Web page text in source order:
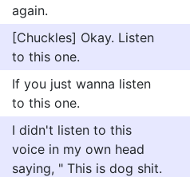
again.
[Chuckles] Okay. Listen
to this one.
If you just wanna listen
to this one.
I didn't listen to this
voice in my own head
saying, " This is dog shit.